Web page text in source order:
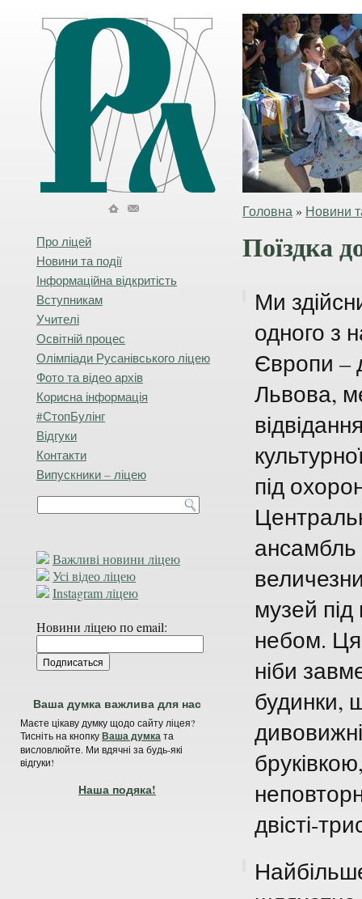
Головна » Новини
Про ліцей
Новини та події
Інформаційна відкритість
Вступникам
Учителі
Освітній процес
Олімпіади Русанівського ліцею
Фото та відео архів
Корисна інформація
#СтопБулінг
Відгуки
Контакти
Випускники – ліцею
Важливі новини ліцею
Усі відео ліцею
Instagram ліцею
Новини ліцею по email:
Ваша думка важлива для нас
Маєте цікаву думку щодо сайту ліцея?
Тисніть на кнопкуВаша думката
висловлюйте. Ми вдячні за будь-які
відгуки!
Наша подяка!
Поїздка
Ми
одного з
Європи –
Львова,
під
ансамбль
музей під
небом. Ця
ніби
будинки,
двісті-